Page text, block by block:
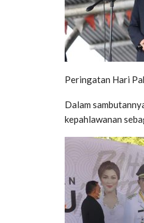
Peringatan Hari
Dalam
kepahlawanan